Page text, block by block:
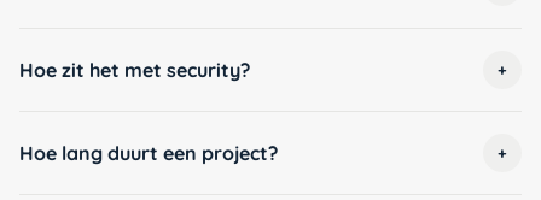
Hoe zit het met security? +
Hoe lang duurt een project? +